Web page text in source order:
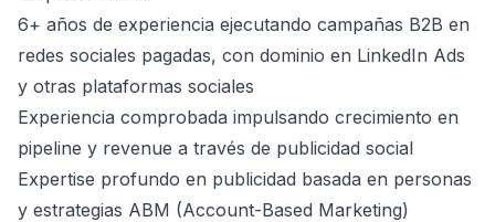
6+ años de experiencia ejecutando campañas B2B en
redes sociales pagadas, con dominio en LinkedIn Ads
y otras plataformas sociales
Experiencia comprobada impulsando crecimiento en
pipeline y revenue a través de publicidad social
Expertise profundo en publicidad basada en personas
y estrategias ABM (Account-Based Marketing)